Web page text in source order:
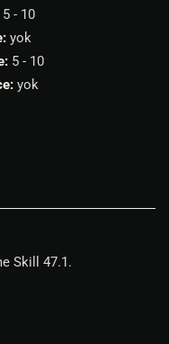
- 10
yok
5 - 10
yok
Skill 47.1.